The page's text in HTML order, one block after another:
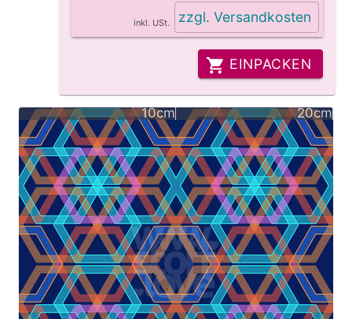
inkl. USt. zzgl. Versandkosten
EINPACKEN
10cm 20cm